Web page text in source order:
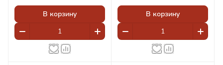
В корзину В корзину